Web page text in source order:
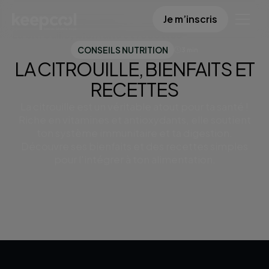
Je m’inscris
CONSEILS NUTRITION
LA CITROUILLE, BIENFAITS ET
RECETTES